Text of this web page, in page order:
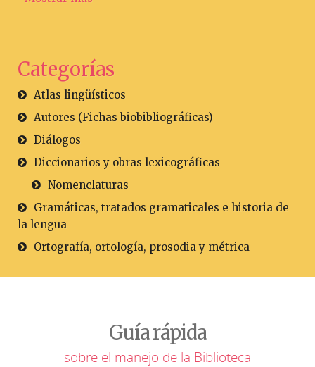
Categorías
Atlas lingüísticos
Autores (Fichas biobibliográficas)
Diálogos
Diccionarios y obras lexicográficas
Nomenclaturas
Gramáticas, tratados gramaticales e historia de
la lengua
Ortografía, ortología, prosodia y métrica
Guía rápida
sobre el manejo de la Biblioteca